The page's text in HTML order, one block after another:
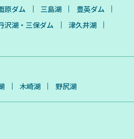
原ダム 三島湖
豊英ダム
沢湖・三保ダム
津久井湖
木崎湖 野尻湖